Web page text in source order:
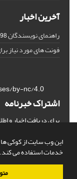
این وب سایت از کوکی ها
خدمات استفاده می کند.
آخرین اخبار
راهنمای نویسندگان23
فونت های مورد نیاز
by-nc/4.0/
اشتراک خبرنامه
برای دریافت اخبار و